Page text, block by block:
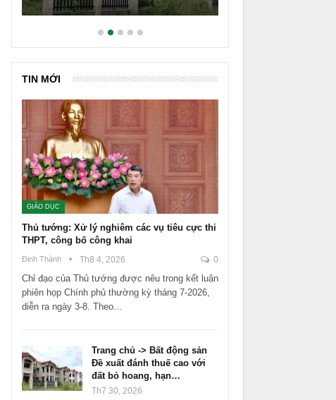
TIN MỚI
GIÁO DỤC
Thủ tướng: Xử lý nghiêm các vụ tiêu cực thi
THPT, công bố công khai
Đinh Thành Th8 4, 2026 0
Chỉ đạo của Thủ tướng được nêu trong kết luận
phiên họp Chính phủ thường kỳ tháng 7-2026,
diễn ra ngày 3-8. Theo…
Trang chủ -> Bất động sản
Đề xuất đánh thuế cao với
đất bỏ hoang, hạn…
Th7 30, 2026